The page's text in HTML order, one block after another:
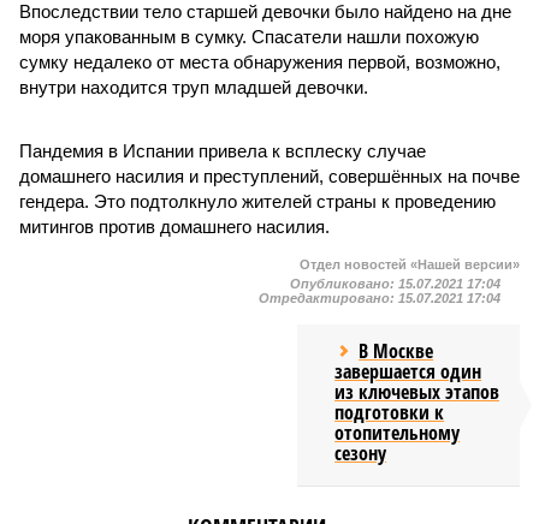
Впоследствии тело старшей девочки было найдено на дне
моря упакованным в сумку. Спасатели нашли похожую
сумку недалеко от места обнаружения первой, возможно,
внутри находится труп младшей девочки.
Пандемия в Испании привела к всплеску случае
домашнего насилия и преступлений, совершённых на почве
гендера. Это подтолкнуло жителей страны к проведению
митингов против домашнего насилия.
Отдел новостей «Нашей версии»
Опубликовано: 15.07.2021 17:04
Отредактировано: 15.07.2021 17:04
В Москве
завершается один
из ключевых этапов
подготовки к
отопительному
сезону